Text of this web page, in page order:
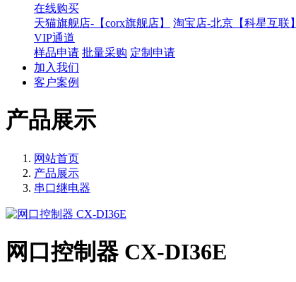
在线购买
天猫旗舰店-【corx旗舰店】
淘宝店-北京【科星互联】
VIP通道
样品申请 批量采购 定制申请
加入我们
客户案例
产品展示
网站首页
产品展示
串口继电器
网口控制器 CX-DI36E